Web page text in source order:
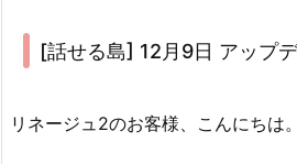
[話せる島] 12月9日 アップ
リネージュ2のお客様、こんにちは。